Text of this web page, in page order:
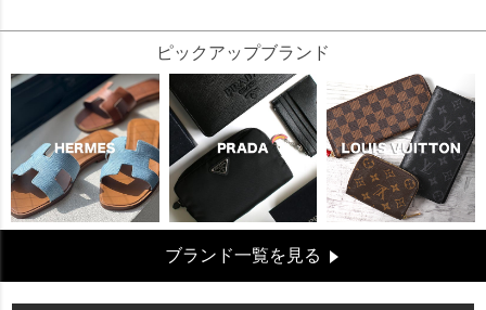
ピックアップブランド
ブランド一覧を見る